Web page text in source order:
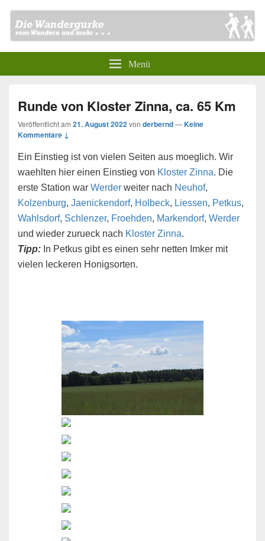
Menü
Runde von Kloster Zinna, ca. 65 Km
Veröffentlicht am 21. August 2022von derbernd—Keine
Kommentare ↓
Ein Einstieg ist von vielen Seiten aus moeglich. Wir
waehlten hier einen Einstieg von Kloster Zinna. Die
erste Station war Werder weiter nach Neuhof,
Kolzenburg, Jaenickendorf, Holbeck, Liessen, Petkus,
Wahlsdorf, Schlenzer, Froehden, Markendorf, Werder
und wieder zurueck nach Kloster Zinna.
Tipp: In Petkus gibt es einen sehr netten Imker mit
vielen leckeren Honigsorten.